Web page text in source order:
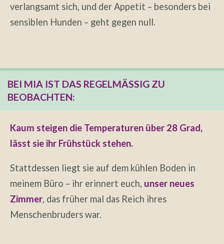
verlangsamt sich, und der Appetit – besonders bei
sensiblen Hunden – geht gegen null.
BEI MIA IST DAS REGELMÄSSIG ZU B
EOBACHTEN:
Kaum steigen die Temperaturen über 28 Grad,
lässt sie ihr Frühstück stehen.
Stattdessen liegt sie auf dem kühlen Boden in
meinem Büro – ihr erinnert euch, unser neues
Zimmer, das früher mal das Reich ihres
Menschenbruders war.